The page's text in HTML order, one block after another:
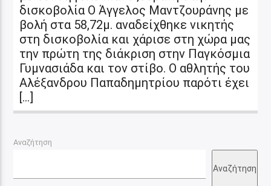
δισκοβολία Ο Άγγελος Μαντζουράνης με
βολή στα 58,72μ. αναδείχθηκε νικητής
στη δισκοβολία και χάρισε στη χώρα μας
την πρώτη της διάκριση στην Παγκόσμια
Γυμνασιάδα και τον στίβο. Ο αθλητής του
Αλέξανδρου Παπαδημητρίου παρότι έχει
[…]
Αναζήτηση
Αναζήτηση